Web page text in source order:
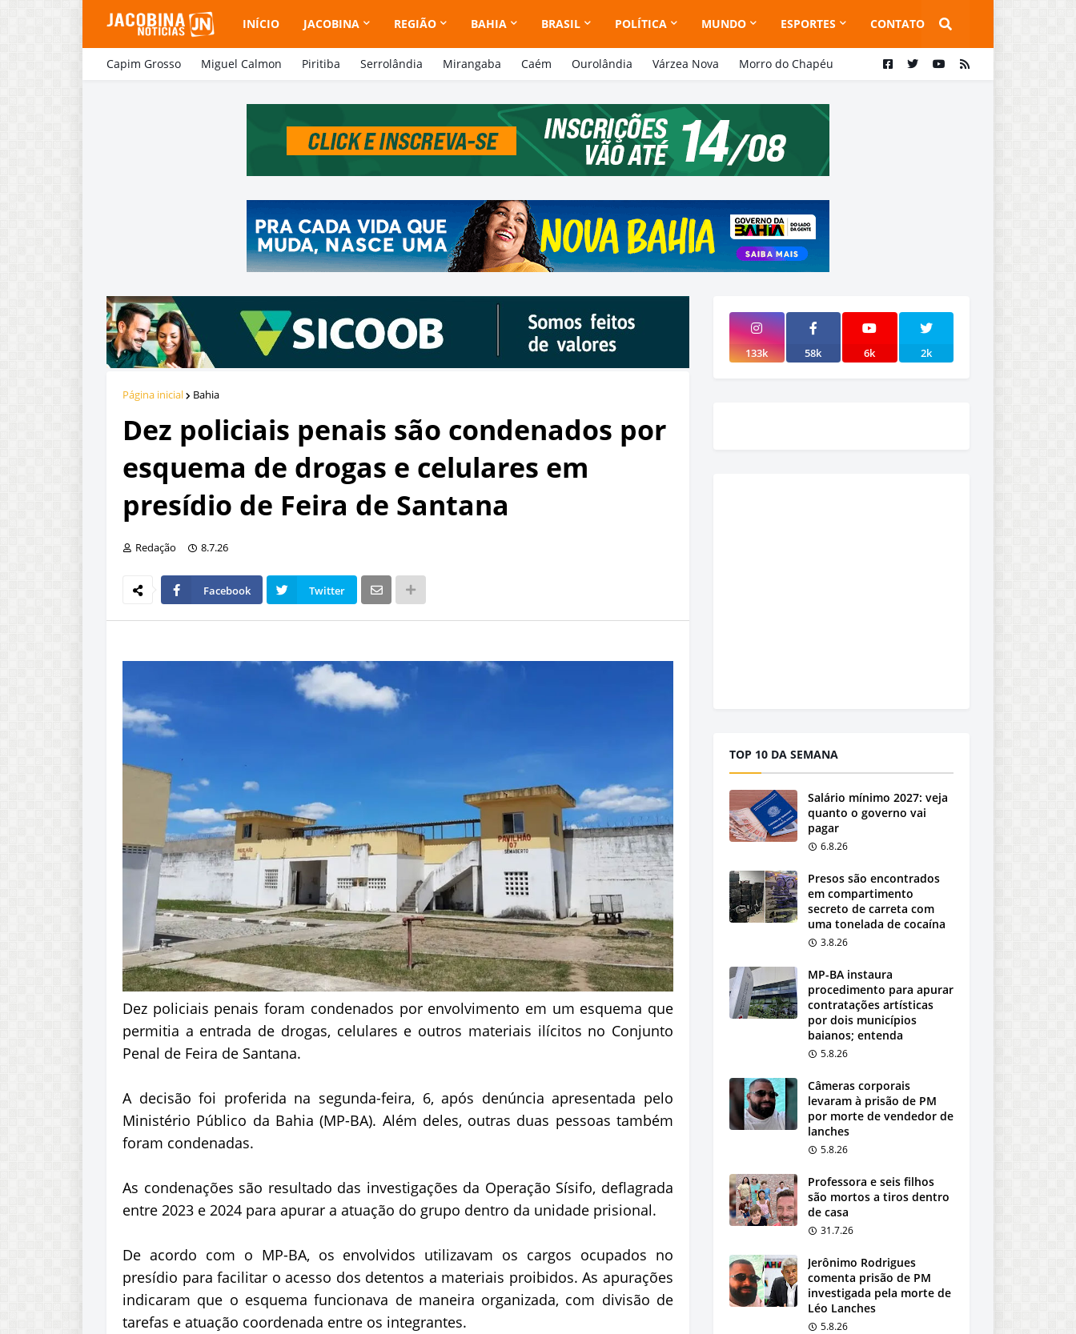
INÍCIO JACOBINA REGIÃO BAHIA BRASIL POLÍTICA MUNDO ESPORTES CONTATO
Capim Grosso Miguel Calmon Piritiba Serrolândia Mirangaba Caém Ourolândia Várzea Nova Morro do Chapéu
Página inicial Bahia
Dez policiais penais são condenados por
esquema de drogas e celulares em
presídio de Feira de Santana
Redação 8.7.26
Facebook Twitter
Dez policiais penais foram condenados por envolvimento em um esquema que
permitia a entrada de drogas, celulares e outros materiais ilícitos no Conjunto
Penal de Feira de Santana.
A decisão foi proferida na segunda-feira, 6, após denúncia apresentada pelo
Ministério Público da Bahia (MP-BA). Além deles, outras duas pessoas também
foram condenadas.
As condenações são resultado das investigações da Operação Sísifo, deflagrada
entre 2023 e 2024 para apurar a atuação do grupo dentro da unidade prisional.
De acordo com o MP-BA, os envolvidos utilizavam os cargos ocupados no
presídio para facilitar o acesso dos detentos a materiais proibidos. As apurações
indicaram que o esquema funcionava de maneira organizada, com divisão de
tarefas e atuação coordenada entre os integrantes.
133k 58k 6k 2k
TOP 10 DA SEMANA
Salário mínimo 2027: veja
quanto o governo vai
pagar
6.8.26
Presos são encontrados
em compartimento
secreto de carreta com
uma tonelada de cocaína
3.8.26
MP-BA instaura
procedimento para apurar
contratações artísticas
por dois municípios
baianos; entenda
5.8.26
Câmeras corporais
levaram à prisão de PM
por morte de vendedor de
lanches
5.8.26
Professora e seis filhos
são mortos a tiros dentro
de casa
31.7.26
Jerônimo Rodrigues
comenta prisão de PM
investigada pela morte de
Léo Lanches
5.8.26